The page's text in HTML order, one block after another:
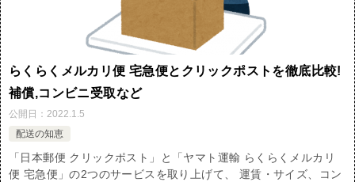
らくらくメルカリ便 宅急便とクリックポストを徹底比較!
補償,コンビニ受取など
公開日： 2022.1.5
配送の知恵
「日本郵便 クリックポスト」と「ヤマト運輸 らくらくメルカリ
便 宅急便」の2つのサービスを取り上げて、 運賃・サイズ、コン